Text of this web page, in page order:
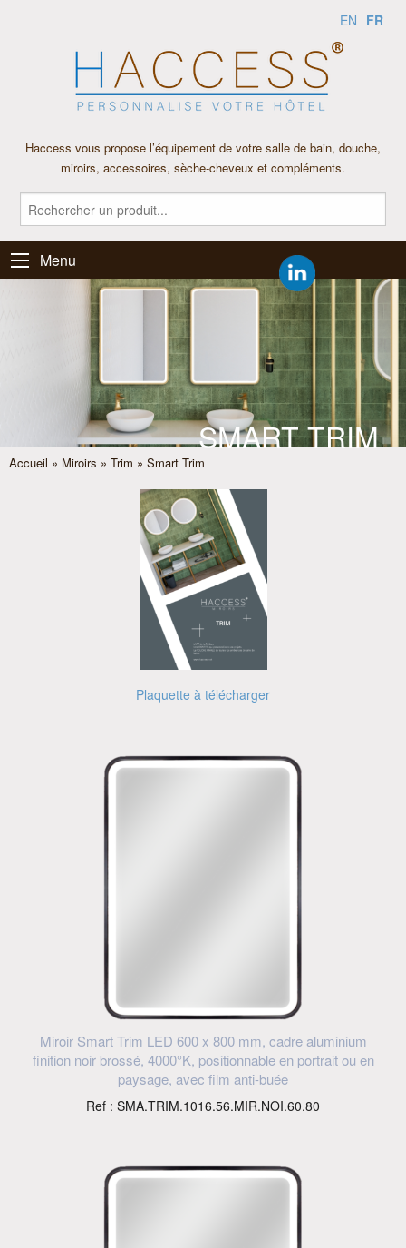
EN FR
Haccess vous propose l’équipement de votre salle de bain, douche,
miroirs, accessoires, sèche-cheveux et compléments.
Menu
SMART TRIM
Accueil » Miroirs » Trim » Smart Trim
Plaquette à télécharger
Miroir Smart Trim LED 600 x 800 mm, cadre aluminium
finition noir brossé, 4000°K, positionnable en portrait ou en
paysage, avec film anti-buée
Ref : SMA.TRIM.1016.56.MIR.NOI.60.80